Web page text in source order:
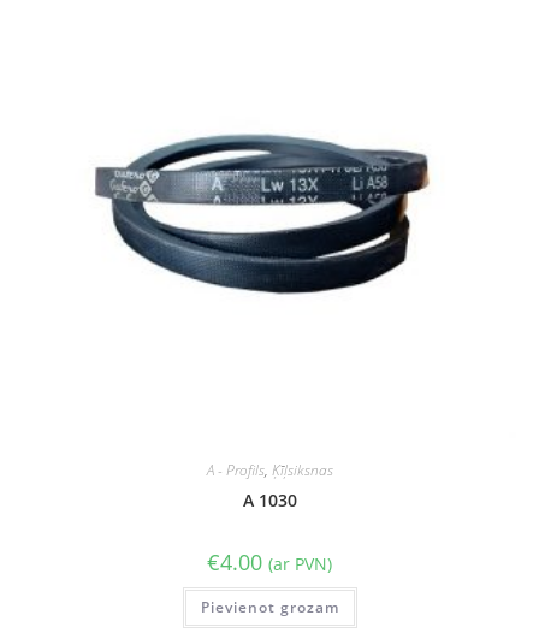
A - Profils, Ķīļsiksnas
A 1030
€4.00 (ar PVN)
Pievienot grozam